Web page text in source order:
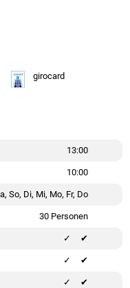
girocard
13:00
10:00
So, Di, Mi, Mo, Fr, Do
30 Personen
✔
✔
✔